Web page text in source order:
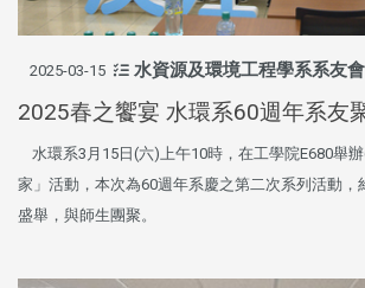
2025-03-15 水資源及環境工程學系系友會
2025春之饗宴 水環系60週年系友
水環系3月15日(六)上午10時，在工學院E680舉
家」活動，本次為60週年系慶之第二次系列活動，
盛舉，與師生團聚。